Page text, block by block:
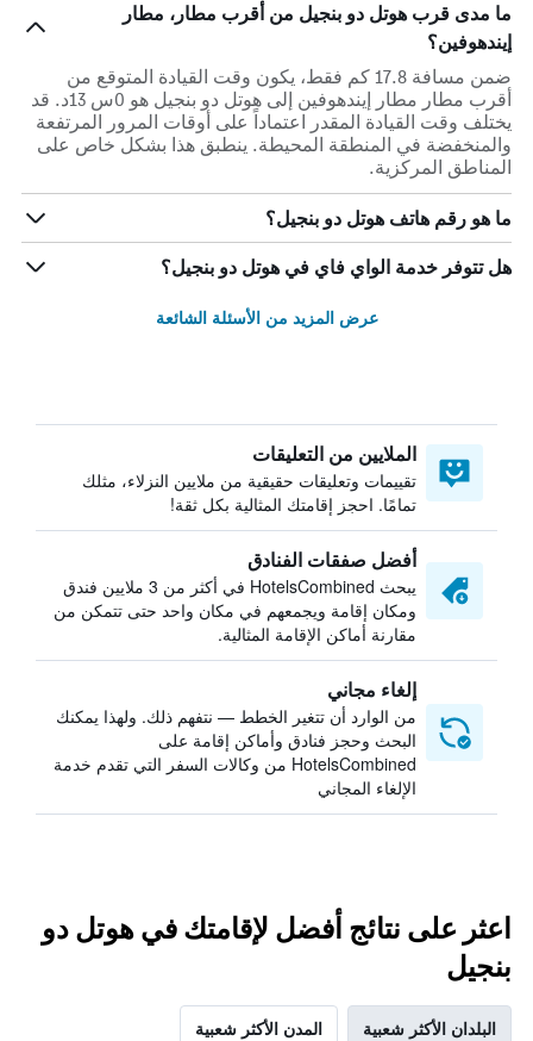
ما مدى قرب هوتل دو بنجيل من أقرب مطار، مطار
إيندهوفين؟
ضمن مسافة 17.8 كم فقط، يكون وقت القيادة المتوقع من
أقرب مطار مطار إيندهوفين إلى هوتل دو بنجيل هو 0س 13د. قد
يختلف وقت القيادة المقدر اعتماداً على أوقات المرور المرتفعة
والمنخفضة في المنطقة المحيطة. ينطبق هذا بشكل خاص على
المناطق المركزية.
ما هو رقم هاتف هوتل دو بنجيل؟
هل تتوفر خدمة الواي فاي في هوتل دو بنجيل؟
عرض المزيد من الأسئلة الشائعة
الملايين من التعليقات
تقييمات وتعليقات حقيقية من ملايين النزلاء، مثلك
تمامًا. احجز إقامتك المثالية بكل ثقة!
أفضل صفقات الفنادق
يبحث HotelsCombined في أكثر من 3 ملايين فندق
ومكان إقامة ويجمعهم في مكان واحد حتى تتمكن من
مقارنة أماكن الإقامة المثالية.
إلغاء مجاني
من الوارد أن تتغير الخطط — نتفهم ذلك. ولهذا يمكنك
البحث وحجز فنادق وأماكن إقامة على
HotelsCombined من وكالات السفر التي تقدم خدمة
الإلغاء المجاني
اعثر على نتائج أفضل لإقامتك في هوتل دو
بنجيل
البلدان الأكثر شعبية المدن الأكثر شعبية